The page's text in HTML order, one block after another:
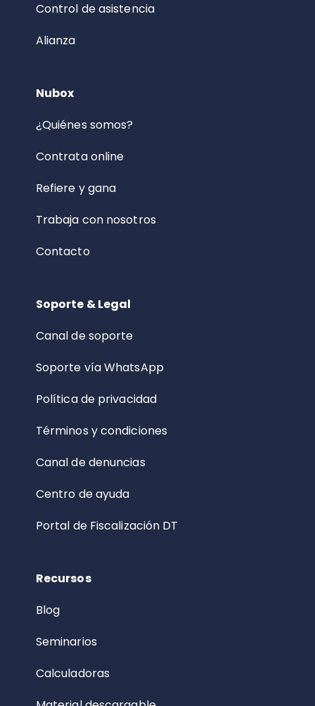
Control de asistencia
Alianza
Nubox
¿Quiénes somos?
Contrata online
Refiere y gana
Trabaja con nosotros
Contacto
Soporte & Legal
Canal de soporte
Soporte vía WhatsApp
Política de privacidad
Términos y condiciones
Canal de denuncias
Centro de ayuda
Portal de Fiscalización DT
Recursos
Blog
Seminarios
Calculadoras